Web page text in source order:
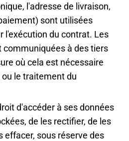
l'adresse de livraison,
sont utilisées
l'exécution du contrat. Les
communiquées à des tiers
où cela est nécessaire
le traitement du
d'accéder à ses données
de les rectifier, de les
effacer, sous réserve des